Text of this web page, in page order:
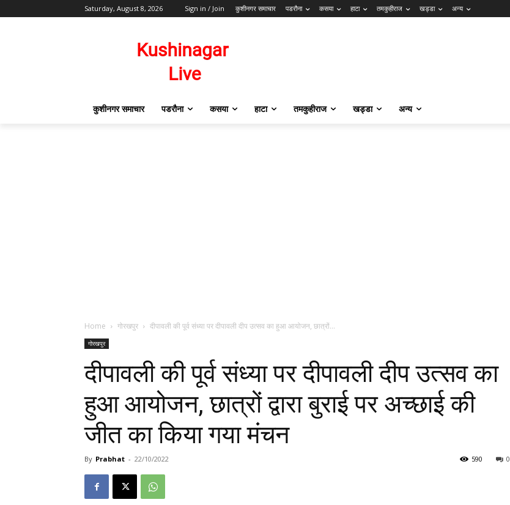
Saturday, August 8, 2026 Sign in / Join कुशीनगर समाचार पडरौना कसया हाटा तमकुहीराज खड्डा अन्य
कुशीनगर समाचार पडरौना कसया हाटा तमकुहीराज खड्डा अन्य
Home गोरखपुर दीपावली की पूर्व संध्या पर दीपावली दीप उत्सव का हुआ आयोजन, छात्रों...
गोरखपुर
दीपावली की पूर्व संध्या पर दीपावली दीप उत्सव का
हुआ आयोजन, छात्रों द्वारा बुराई पर अच्छाई की
जीत का किया गया मंचन
By Prabhat - 22/10/2022 0
590